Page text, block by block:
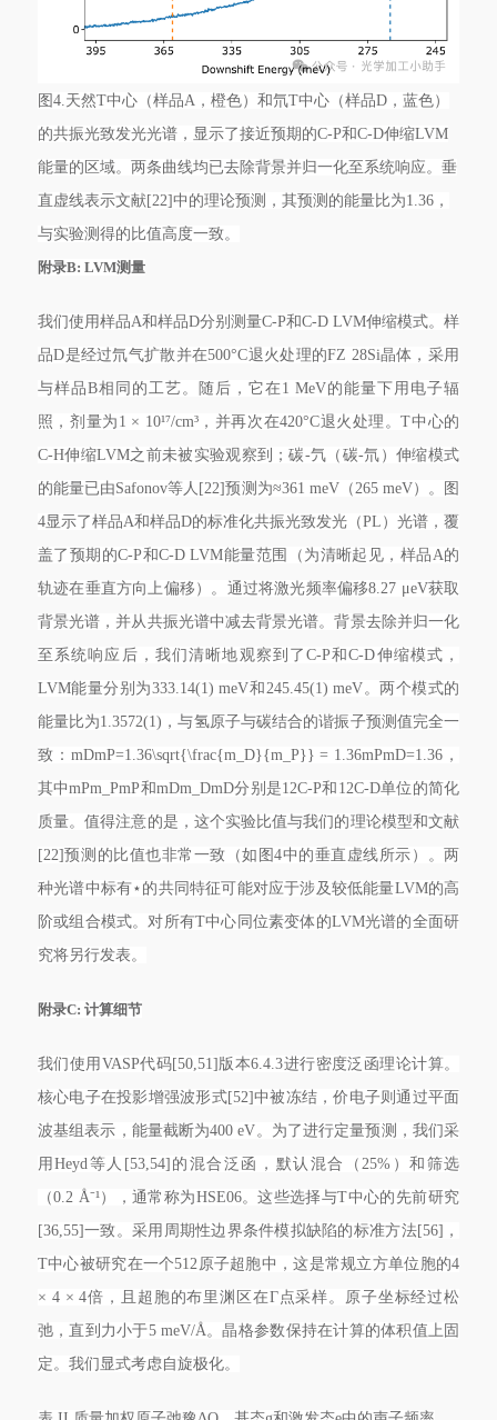
图4.天然T中心（样品A，橙色）和氘T中心（样品D，蓝色）
的共振光致发光光谱，显示了接近预期的C-P和C-D伸缩LVM
能量的区域。两条曲线均已去除背景并归一化至系统响应。垂
直虚线表示文献[22]中的理论预测，其预测的能量比为1.36，
与实验测得的比值高度一致。
附录B: LVM测量
我们使用样品A和样品D分别测量C-P和C-D LVM伸缩模式。样
品D是经过氘气扩散并在500°C退火处理的FZ 28Si晶体，采用
与样品B相同的工艺。随后，它在1 MeV的能量下用电子辐
照，剂量为1 × 10¹⁷/cm³，并再次在420°C退火处理。T中心的
C-H伸缩LVM之前未被实验观察到；碳-氕（碳-氘）伸缩模式
的能量已由Safonov等人[22]预测为≈361 meV（265 meV）。图
4显示了样品A和样品D的标准化共振光致发光（PL）光谱，覆
盖了预期的C-P和C-D LVM能量范围（为清晰起见，样品A的
轨迹在垂直方向上偏移）。通过将激光频率偏移8.27 μeV获取
背景光谱，并从共振光谱中减去背景光谱。背景去除并归一化
至系统响应后，我们清晰地观察到了C-P和C-D伸缩模式，
LVM能量分别为333.14(1) meV和245.45(1) meV。两个模式的
能量比为1.3572(1)，与氢原子与碳结合的谐振子预测值完全一
致：mDmP=1.36\sqrt{\frac{m_D}{m_P}} = 1.36mPmD=1.36，
其中mPm_PmP和mDm_DmD分别是12C-P和12C-D单位的简化
质量。值得注意的是，这个实验比值与我们的理论模型和文献
[22]预测的比值也非常一致（如图4中的垂直虚线所示）。两
种光谱中标有⋆的共同特征可能对应于涉及较低能量LVM的高
阶或组合模式。对所有T中心同位素变体的LVM光谱的全面研
究将另行发表。
附录C: 计算细节
我们使用VASP代码[50,51]版本6.4.3进行密度泛函理论计算。
核心电子在投影增强波形式[52]中被冻结，价电子则通过平面
波基组表示，能量截断为400 eV。为了进行定量预测，我们采
用Heyd等人[53,54]的混合泛函，默认混合（25%）和筛选
（0.2 Å⁻¹），通常称为HSE06。这些选择与T中心的先前研究
[36,55]一致。采用周期性边界条件模拟缺陷的标准方法[56]，
T中心被研究在一个512原子超胞中，这是常规立方单位胞的4
× 4 × 4倍，且超胞的布里渊区在Γ点采样。原子坐标经过松
弛，直到力小于5 meV/Å。晶格参数保持在计算的体积值上固
定。我们显式考虑自旋极化。